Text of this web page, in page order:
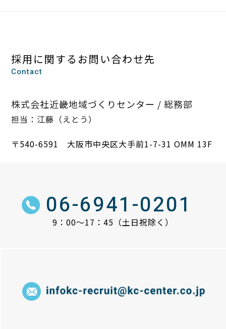
採用に関する お問い合わせ先
Contact
株式会社近畿地域づくりセンター / 総務部
担当：江藤（えとう）
〒540-6591 大阪市中央区大手前1-7-31 OMM 13F
06-6941-0201
9：00～17：45 （土日祝除く）